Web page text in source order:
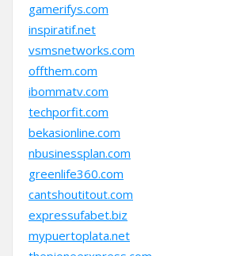
gamerifys.com
inspiratif.net
vsmsnetworks.com
offthem.com
ibommatv.com
techporfit.com
bekasionline.com
nbusinessplan.com
greenlife360.com
cantshoutitout.com
expressufabet.biz
mypuertoplata.net